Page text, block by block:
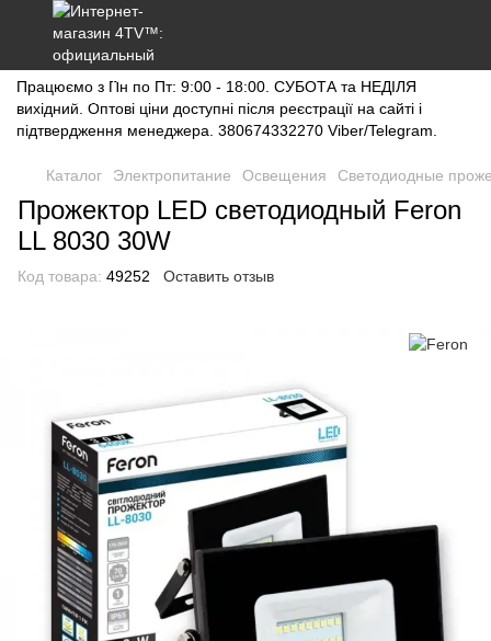
Працюємо з Пн по Пт: 9:00 - 18:00. СУБОТА та НЕДІЛЯ
вихідний. Оптові ціни доступні після реєстрації на сайті і
підтвердження менеджера. 380674332270 Viber/Telegram.
Каталог Электропитание Освещения Светодиодные
Прожектор LED светодиодный Feron
LL 8030 30W
Код товара: 49252 Оставить отзыв